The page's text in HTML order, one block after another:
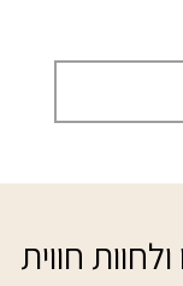
חווית